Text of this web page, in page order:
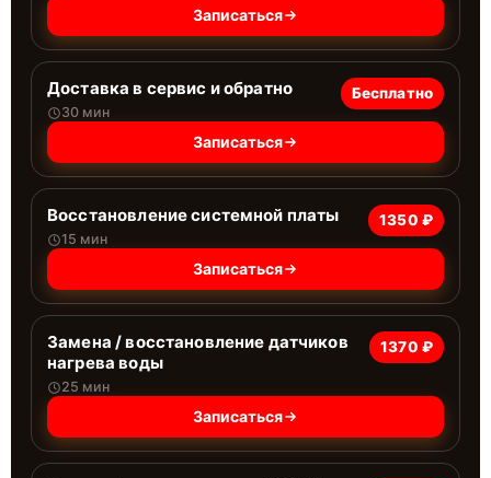
Записаться
Доставка в сервис и обратно
30 мин
Бесплатно
Записаться
Восстановление системной платы
15 мин
1350 ₽
Записаться
Замена / восстановление датчиков
нагрева воды
25 мин
1370 ₽
Записаться